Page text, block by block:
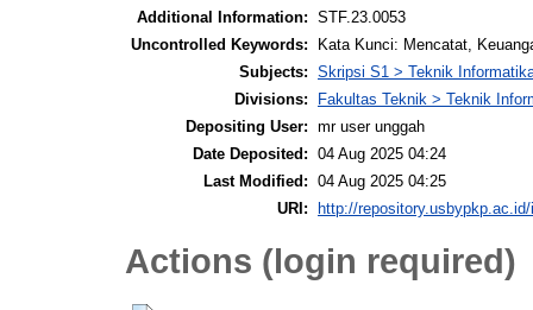
Additional Information: STF.23.0053
Uncontrolled Keywords:
Kata Kunci: Mencatat,
Subjects: Skripsi S1 > Teknik
Divisions:
Fakultas Teknik > Teknik
Depositing User: mr user unggah
Date Deposited: 04 Aug 2025 04:24
Last Modified: 04 Aug 2025 04:25
URI:
http://
Actions (login required)